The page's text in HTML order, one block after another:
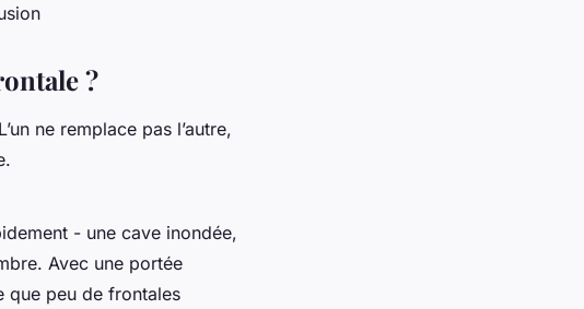
?
ne remplace pas l’autre,
- une cave inondée,
Avec une portée
que peu de frontales